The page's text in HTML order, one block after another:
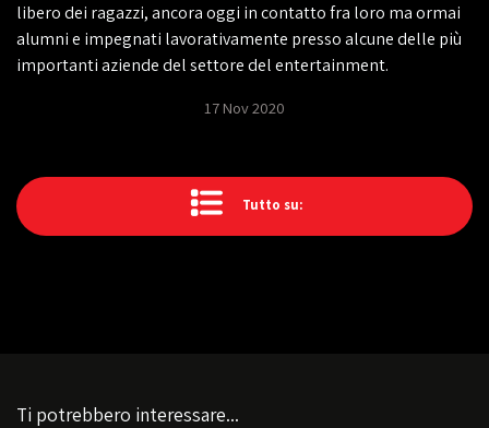
libero dei ragazzi, ancora oggi in contatto fra loro ma ormai
alumni e impegnati lavorativamente presso alcune delle più
importanti aziende del settore del entertainment.
17 Nov 2020
Tutto su:
Ti potrebbero interessare...